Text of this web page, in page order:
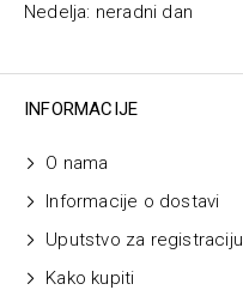
Nedelja: neradni dan
INFORMACIJE
O nama
Informacije o dostavi
Uputstvo za registraciju
Kako kupiti